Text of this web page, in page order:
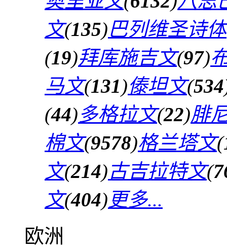
文(135)巴列维圣诗体
(19)拜库施吉文(97)
马文(131)傣坦文(534
(44)多格拉文(22)腓
棉文(9578)格兰塔文(
文(214)古吉拉特文(
文(404) 更多...
欧洲